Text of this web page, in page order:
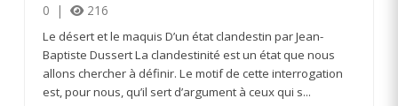
0 |
216
Le désert et le maquis D’un état clandestin par Jean-
Baptiste Dussert La clandestinité est un état que nous
allons chercher à définir. Le motif de cette interrogation
est, pour nous, qu’il sert d’argument à ceux qui s...